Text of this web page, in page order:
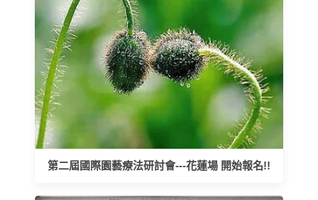
第二屆國際園藝療法研討會---花蓮場 開始報名!!